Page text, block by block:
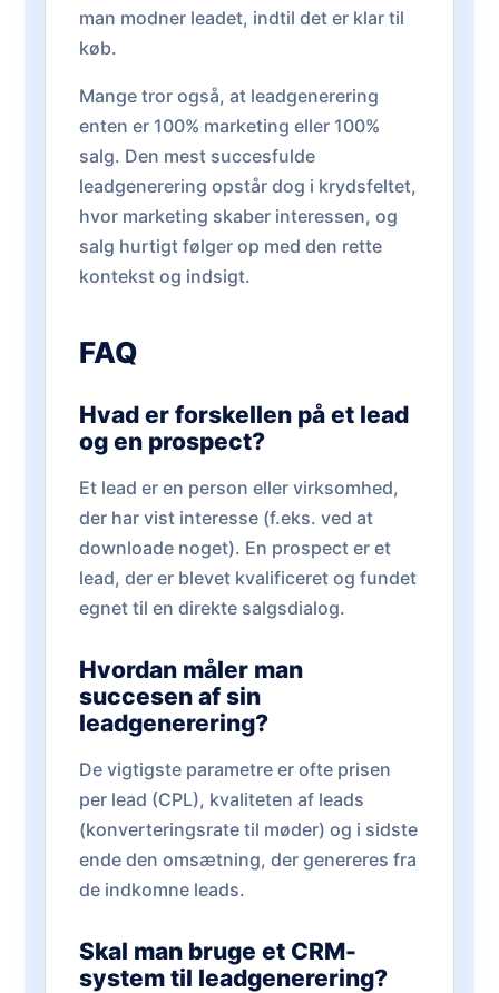
man modner leadet, indtil det er klar til
køb.
Mange tror også, at leadgenerering
enten er 100% marketing eller 100%
salg. Den mest succesfulde
leadgenerering opstår dog i krydsfeltet,
hvor marketing skaber interessen, og
salg hurtigt følger op med den rette
kontekst og indsigt.
FAQ
Hvad er forskellen på et lead
og en prospect?
Et lead er en person eller virksomhed,
der har vist interesse (f.eks. ved at
downloade noget). En prospect er et
lead, der er blevet kvalificeret og fundet
egnet til en direkte salgsdialog.
Hvordan måler man
succesen af sin
leadgenerering?
De vigtigste parametre er ofte prisen
per lead (CPL), kvaliteten af leads
(konverteringsrate til møder) og i sidste
ende den omsætning, der genereres fra
de indkomne leads.
Skal man bruge et CRM-
system til leadgenerering?